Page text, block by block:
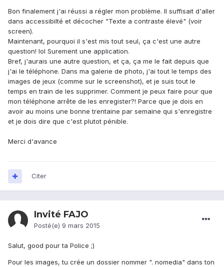
Bon finalement j'ai réussi a régler mon problème. Il suffisait d'aller
dans accessibilté et décocher "Texte a contraste élevé" (voir
screen).
Maintenant, pourquoi il s'est mis tout seul, ça c'est une autre
question! lol Surement une application.
Bref, j'aurais une autre question, et ça, ça me le fait depuis que
j'ai le téléphone. Dans ma galerie de photo, j'ai tout le temps des
images de jeux (comme sur le screenshot), et je suis tout le
temps en train de les supprimer. Comment je peux faire pour que
mon téléphone arrête de les enregister?! Parce que je dois en
avoir au moins une bonne trentaine par semaine qui s'enregistre
et je dois dire que c'est plutot pénible.
Merci d'avance
Citer
Invité FAJO
Posté(e) 9 mars 2015
Salut, good pour ta Police ;)
Pour les images, tu crée un dossier nommer ". nomedia" dans ton